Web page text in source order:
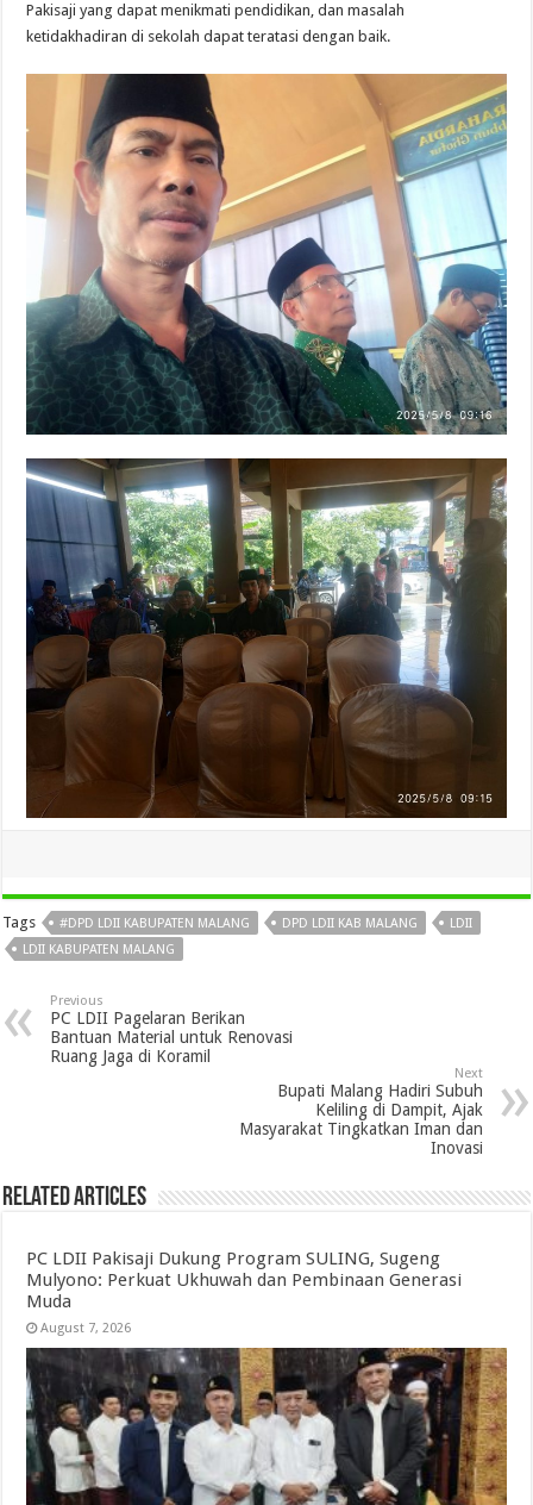
Pakisaji yang dapat menikmati pendidikan, dan masalah
ketidakhadiran di sekolah dapat teratasi dengan baik.
Tags #DPD LDII KABUPATEN MALANG DPD LDII KAB MALANG
LDII
LDII KABUPATEN MALANG
Previous
PC LDII Pagelaran Berikan
Bantuan Material untuk Renovasi
Ruang Jaga di Koramil
Next
Bupati Malang Hadiri Subuh
Keliling di Dampit, Ajak
Masyarakat Tingkatkan Iman dan
Inovasi
Related Articles
PC LDII Pakisaji Dukung Program SULING, Sugeng
Mulyono: Perkuat Ukhuwah dan Pembinaan Generasi
Muda
August 7, 2026